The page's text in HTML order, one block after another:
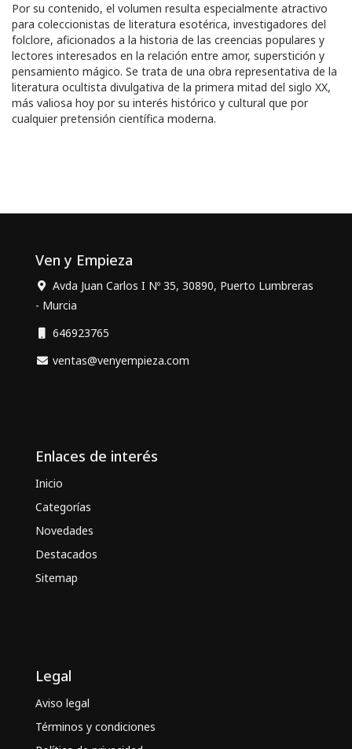
Por su contenido, el volumen resulta especialmente atractivo
para coleccionistas de literatura esotérica, investigadores del
folclore, aficionados a la historia de las creencias populares y
lectores interesados en la relación entre amor, superstición y
pensamiento mágico. Se trata de una obra representativa de la
literatura ocultista divulgativa de la primera mitad del siglo XX,
más valiosa hoy por su interés histórico y cultural que por
cualquier pretensión científica moderna.
Ven y Empieza
Avda Juan Carlos I Nº 35, 30890, Puerto Lumbreras
- Murcia
646923765
ventas@venyempieza.com
Enlaces de interés
Inicio
Categorías
Novedades
Destacados
Sitemap
Legal
Aviso legal
Términos y condiciones